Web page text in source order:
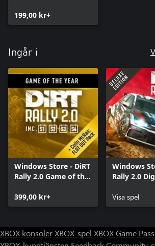
199,00 kr+
Ingår i
Windows Store - DiRT
Rally 2.0 Game of the
399,00 kr+
Windows
Rally 2.0
Visa spel
XBOX konsolerXBOX-spel XBOX Game Pass